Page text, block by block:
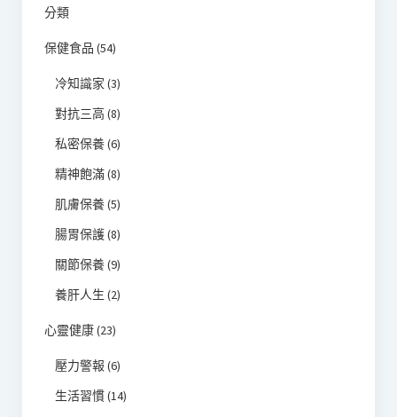
分類
保健食品 (54)
冷知識家 (3)
對抗三高(8)
私密保養(6)
精神飽滿(8)
肌膚保養(5)
腸胃保護(8)
關節保養(9)
養肝人生 (2)
心靈健康(23)
壓力警報 (6)
生活習慣(14)